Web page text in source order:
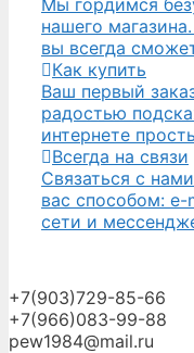
нашего
вы всегда
Как купить
Ваш первый
радостью
интернете
Всегда на связи
Связаться с
вас способом: e-
сети и
+7(903)729-85-66
+7(966)083-99-88
pew1984@mail.ru